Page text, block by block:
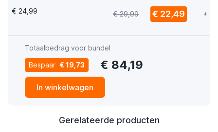
States
€ 24,99
USB-C Kabel 1m
€ 29,99
€ 22,49 €
Totaalbedrag voor bundel
Bespaar € 19,73 € 84,19
In winkelwagen
Gerelateerde producten